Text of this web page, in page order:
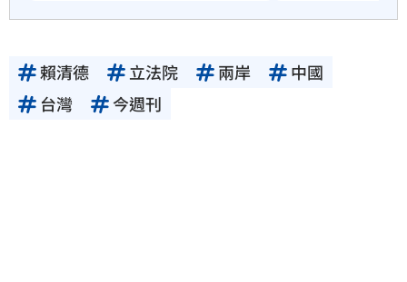
賴清德 立法院 兩岸
中國
台灣
今週刊